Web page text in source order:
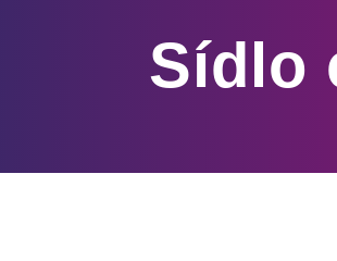
Sídlo